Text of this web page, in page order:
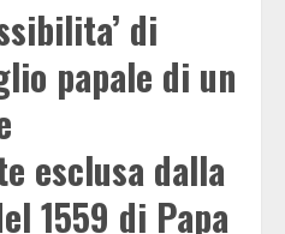
di
papale di un
esclusa dalla
1559 di Papa